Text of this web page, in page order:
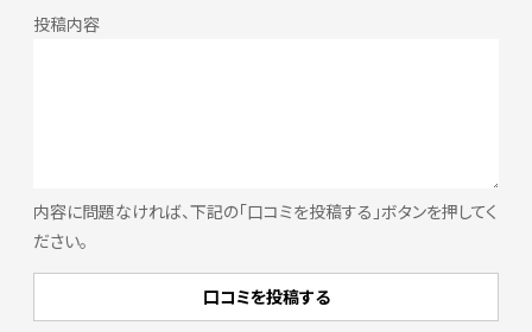
内容に問題なければ、下記の「口コミを投稿する」ボタンを押してく
ださい。